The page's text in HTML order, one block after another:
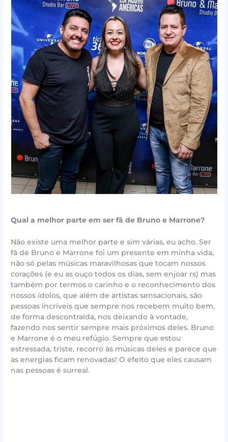
Qual a melhor parte em ser fã de Bruno e Marrone?
Não existe uma melhor parte e sim várias, eu acho. Ser
fã de Bruno e Marrone foi um presente em minha vida,
não só pelas músicas maravilhosas que tocam nossos
corações (e eu as ouço todos os dias, sem enjoar rs) mas
também por termos o carinho e o reconhecimento dos
nossos ídolos, que além de artistas sensacionais, são
pessoas incríveis que sempre nos recebem muito bem,
de forma descontraída, nos deixando à vontade,
fazendo nos sentir sempre mais próximos deles. Bruno
e Marrone é o meu refúgio. Sempre que estou
estressada, triste, recorro às músicas deles e parece que
as energias ficam renovadas! O efeito que eles causam
nas pessoas é surreal.